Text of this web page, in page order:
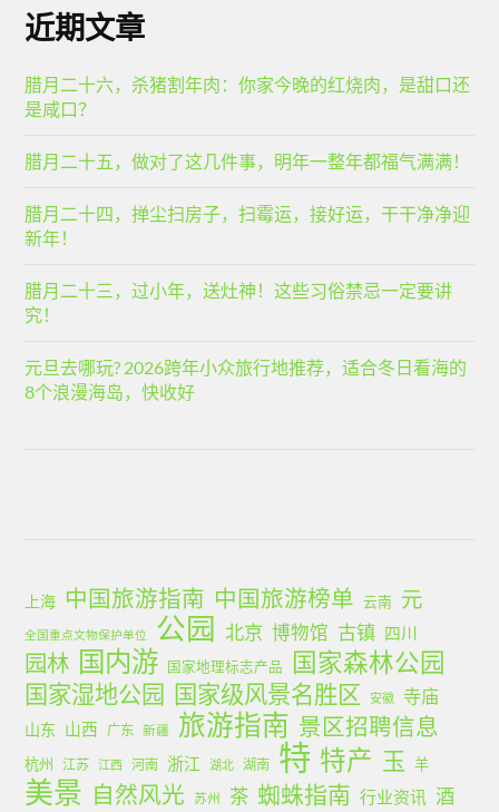
近期文章
腊月二十六，杀猪割年肉：你家今晚的红烧肉，是甜口还
是咸口？
腊月二十五，做对了这几件事，明年一整年都福气满满！
腊月二十四，掸尘扫房子，扫霉运，接好运，干干净净迎
新年！
腊月二十三，过小年，送灶神！这些习俗禁忌一定要讲
究！
元旦去哪玩? 2026跨年小众旅行地推荐，适合冬日看海的
8个浪漫海岛，快收好
上海 中国旅游指南 中国旅游榜单 云南 元
全国重点文物保护单位 公园 北京 博物馆 古镇 四川
园林 国内游 国家地理标志产品 国家森林公园
国家湿地公园 国家级风景名胜区 安徽 寺庙
山东 山西 广东 新疆 旅游指南 景区招聘信息
杭州 江苏 江西 河南 浙江 湖北 湖南 特 特产 玉 羊
美景 自然风光 苏州 茶 蜘蛛指南 行业资讯 酒